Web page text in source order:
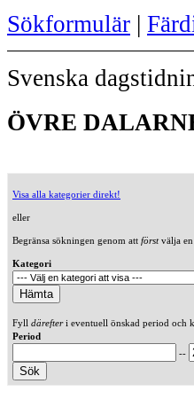
Sökformulär |
Svenska
ÖVRE
Visa alla kategorier direkt!
eller
Begränsa sökningen genom att förstvälja en
Kategori
Fyll därefteri eventuell önskad period och
Period
--